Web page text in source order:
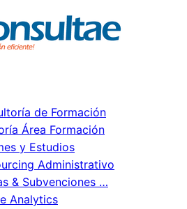
de Formación
Área Formación
y Estudios
Administrativo
& Subvenciones …
Analytics